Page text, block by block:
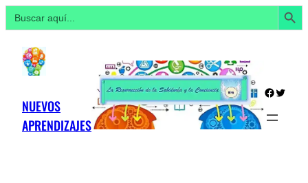
Buscar: Botón de
contenido
NUEVOS
APRENDIZAJES
Twitter